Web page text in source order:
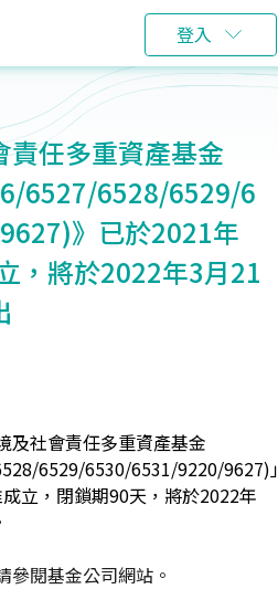
登入
責任多重資產基金
6527/6528/6529/6
》已於2021年
，將於2022年3月21
及社會責任多重資產基金
6529/6530/6531/9220/9627)
立，閉鎖期90天，將於2022年
參閱基金公司網站。